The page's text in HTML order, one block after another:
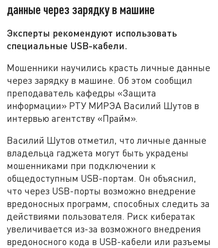
данные через зарядку в машине
Эксперты рекомендуют использовать
специальные USB-кабели.
Мошенники научились красть личные данные
через зарядку в машине. Об этом сообщил
преподаватель кафедры «Защита
информации» РТУ МИРЭА Василий Шутов в
интервью агентству «Прайм».
Василий Шутов отметил, что личные данные
владельца гаджета могут быть украдены
мошенниками при подключении к
общедоступным USB-портам. Он объяснил,
что через USB-порты возможно внедрение
вредоносных программ, способных следить за
действиями пользователя. Риск кибератак
увеличивается из-за возможного внедрения
вредоносного кода в USB-кабели или разъемы